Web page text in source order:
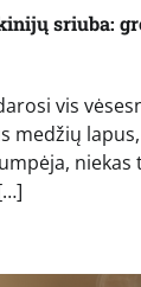
sriuba:
vis
medžių
niekas